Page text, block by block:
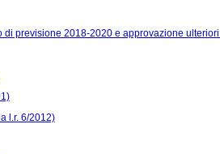
previsione 2018-2020 e approvazione
l.r. 6/2012)